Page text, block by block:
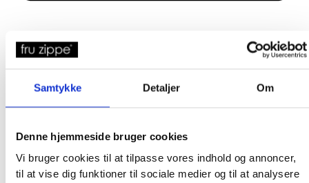
Samtykke Detaljer Om
Denne hjemmeside bruger cookies
Vi bruger cookies til at tilpasse vores indhold og annoncer,
til at vise dig funktioner til sociale medier og til at analysere